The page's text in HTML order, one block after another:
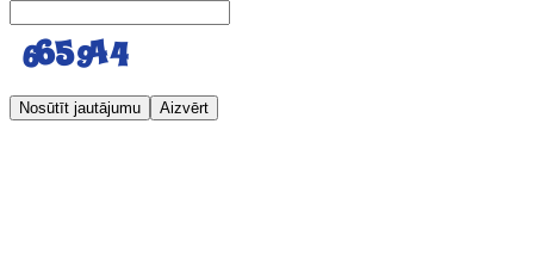
Nosūtīt jautājumu Aizvērt